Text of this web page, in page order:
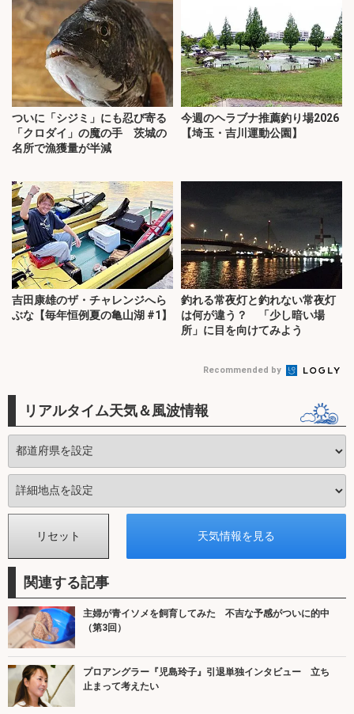
ついに「シジミ」にも忍び寄る
「クロダイ」の魔の手 茨城の
名所で漁獲量が半減
今週のヘラブナ推薦釣り場2026
【埼玉・吉川運動公園】
吉田康雄のザ・チャレンジへら
ぶな【毎年恒例夏の亀山湖 #1】
釣れる常夜灯と釣れない常夜灯
は何が違う？ 「少し暗い場
所」に目を向けてみよう
Recommended by
リアルタイム天気＆風波情報
関連する記事
主婦が青イソメを飼育してみた 不吉な予感がついに的中
（第3回）
プロアングラー『児島玲子』引退単独インタビュー 立ち
止まって考えたい